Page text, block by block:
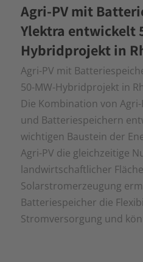
Agri-PV mit
Ylektra entwickelt
Hybridprojekt in
Agri-PV mit
50-MW-Hybridprojekt in
Die Kombination von
und Batteriespeichern
wichtigen Baustein der
Agri-PV die gleichzeitige
landwirtschaftlicher
Solarstromerzeugung
Batteriespeicher die
Stromversorgung und